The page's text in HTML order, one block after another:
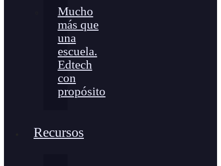
Mucho
más que
una
escuela.
Edtech
con
propósito
Recursos